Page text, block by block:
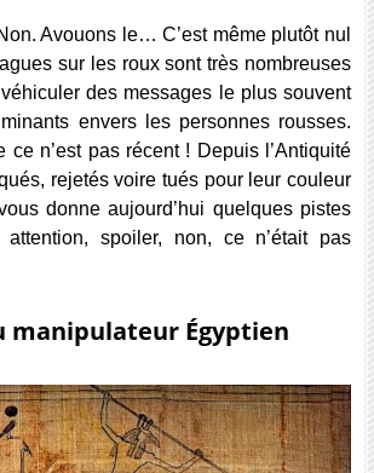
Avouons le… C’est même plutôt nul
sur les roux sont très nombreuses
des messages le plus souvent
envers les personnes rousses.
ce n’est pas récent ! Depuis l’Antiquité
rejetés voire tués pour leur couleur
donne aujourd’hui quelques pistes
attention, spoiler, non, ce n’était pas
manipulateur Égyptien